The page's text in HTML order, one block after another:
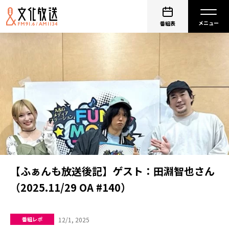
番組表
【ふぁんも放送後記】ゲスト：田淵智也さん
（2025.11/29 OA #140）
番組レポ 12/1, 2025